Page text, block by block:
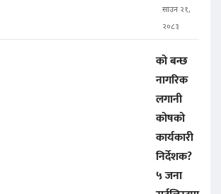
साउन २१,
२०८३
को बन्छ
नागरिक
लगानी
कोषको
कार्यकारी
निर्देशक?
५ जना